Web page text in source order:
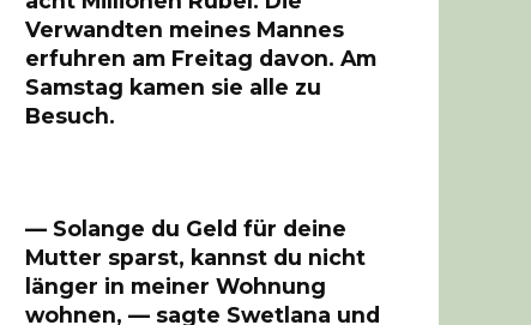
Verwandten meines Mannes
erfuhren am Freitag davon. Am
Samstag kamen sie alle zu
Besuch.
— Solange du Geld für deine
Mutter sparst, kannst du nicht
länger in meiner Wohnung
wohnen, — sagte Swetlana und